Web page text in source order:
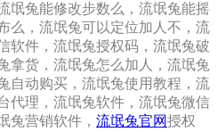
氓兔能修改步数么，流氓兔能摇
么，流氓兔可以定位加人不，流
软件，流氓兔授权码，流氓兔破
拿货，流氓兔怎么加人，流氓兔
自动购买，流氓兔使用教程，流
代理，流氓兔软件，流氓兔微信
兔营销软件， 流氓兔官网授权